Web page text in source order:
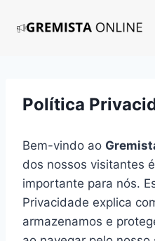
para
Política
Bem-vindo ao
dos nossos visitantes
importante para nós.
Privacidade explica
armazenamos e